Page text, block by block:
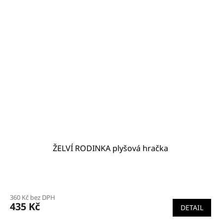
ŽELVÍ RODINKA plyšová hračka
produktu
je
360 Kč bez DPH
435 Kč DETAIL